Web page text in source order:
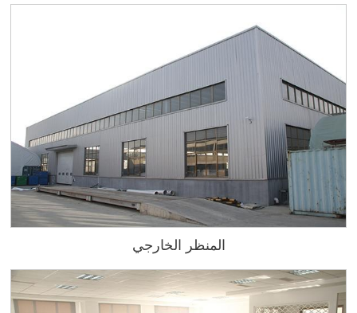
المنظر الخارجي